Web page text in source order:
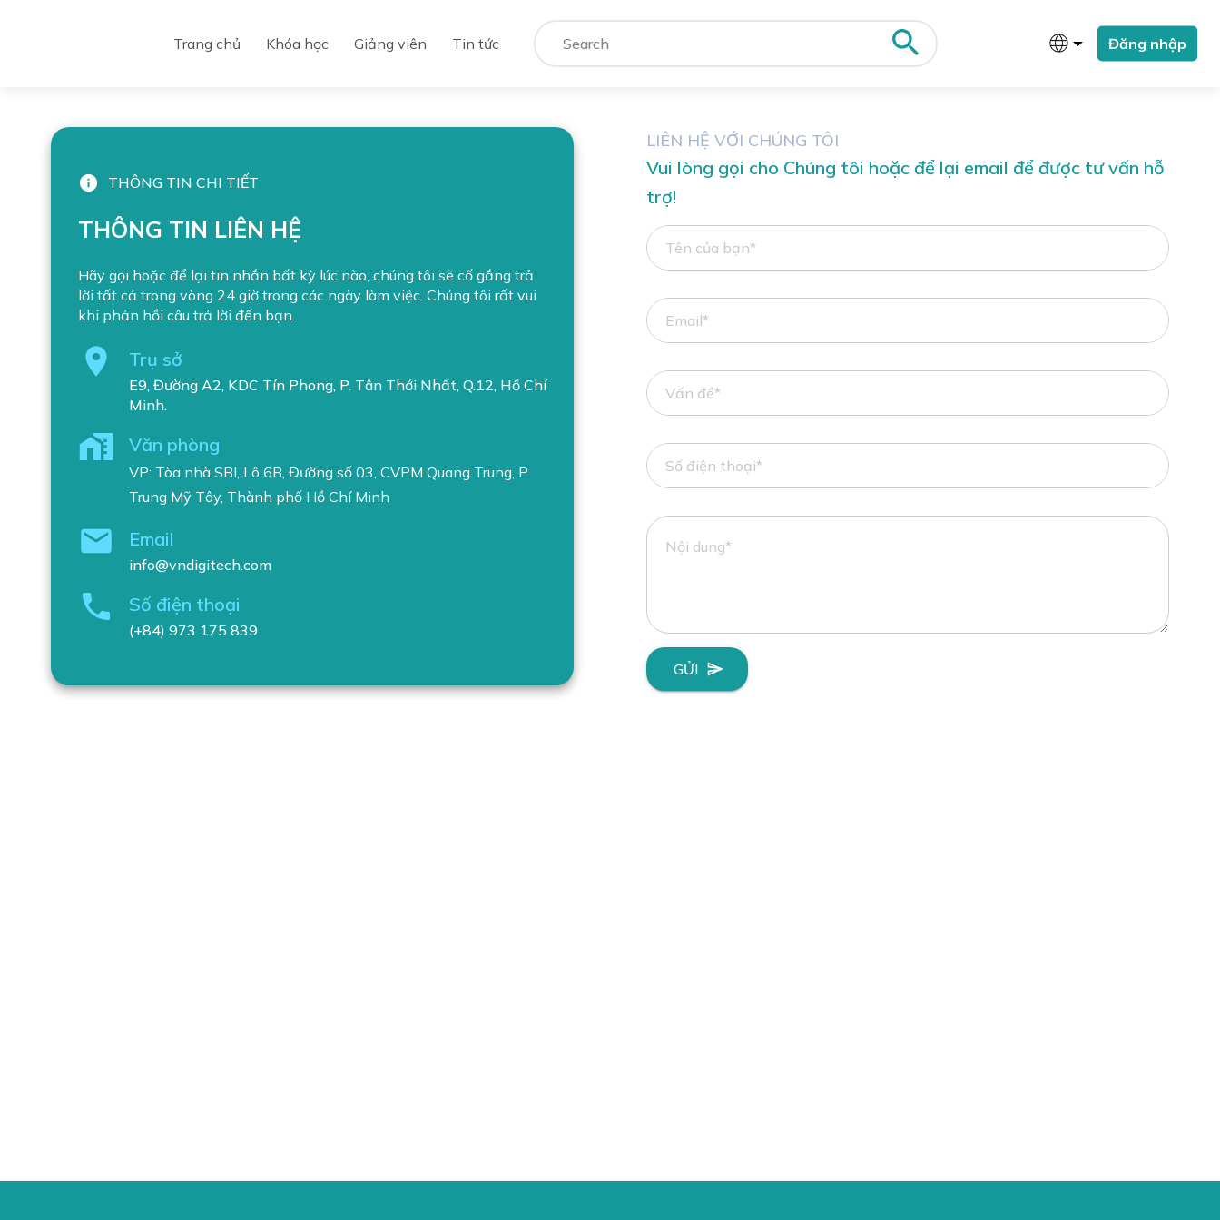
Trang chủ Khóa học Giảng viên Tin tức Đăng nhập
THÔNG TIN CHI TIẾT
THÔNG TIN LIÊN HỆ
Hãy gọi hoặc để lại tin nhắn bất kỳ lúc nào, chúng tôi sẽ cố gắng trả
lời tất cả trong vòng 24 giờ trong các ngày làm việc. Chúng tôi rất vui
khi phản hồi câu trả lời đến bạn.
Trụ sở
E9, Đường A2, KDC Tín Phong, P. Tân Thới Nhất, Q.12, Hồ Chí
Minh.
Văn phòng
VP: Tòa nhà SBI, Lô 6B, Đường số 03, CVPM Quang Trung, P
Trung Mỹ Tây, Thành phố Hồ Chí Minh
Email
info@vndigitech.com
Số điện thoại
(+84) 973 175 839
LIÊN HỆ VỚI CHÚNG TÔI
Vui lòng gọi cho Chúng tôi hoặc để lại email để được tư vấn hỗ
trợ!
GỬI